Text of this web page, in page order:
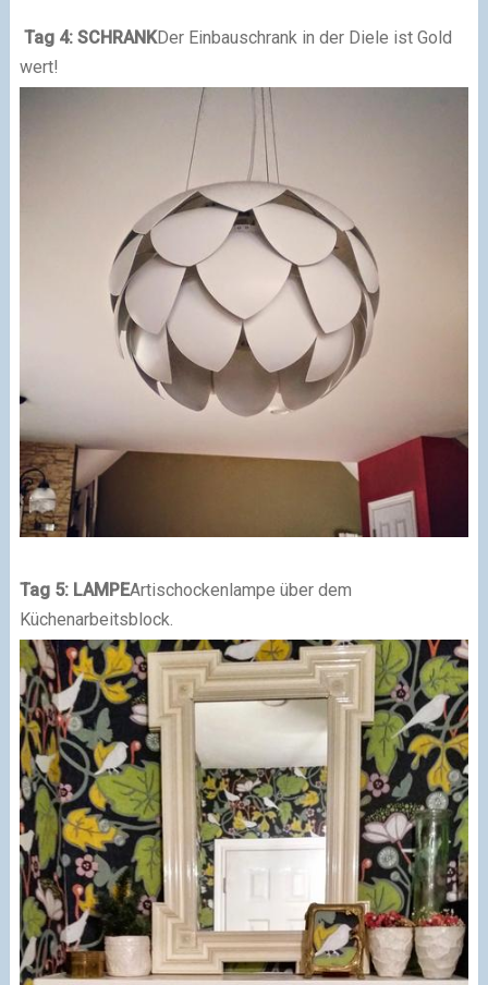
Tag 4: SCHRANKDer Einbauschrank in der Diele ist Gold
wert!
Tag 5: LAMPEArtischockenlampe über dem
Küchenarbeitsblock.